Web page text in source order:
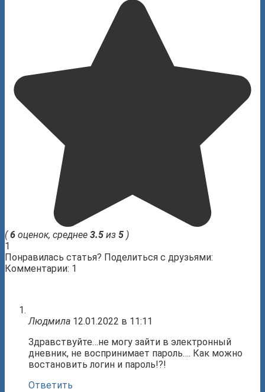
(6 оценок, среднее 3.5 из 5 )
1
Понравилась статья? Поделиться с друзьями:
Комментарии: 1
Людмила 12.01.2022 в 11:11
Здравствуйте…не могу зайти в электронный
дневник, не воспринимает пароль…. Как можно
востановить логин и пароль!?!
Ответить